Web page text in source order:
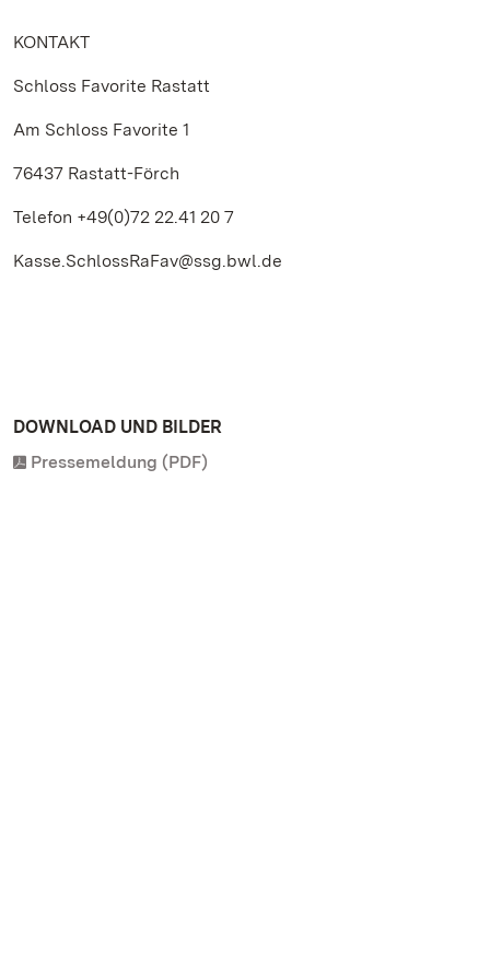
KONTAKT
Schloss Favorite Rastatt
Am Schloss Favorite 1
76437 Rastatt-Förch
Telefon +49(0)72 22.41 20 7
Kasse.SchlossRaFav@ssg.bwl.de
DOWNLOAD UND BILDER
Pressemeldung (PDF)